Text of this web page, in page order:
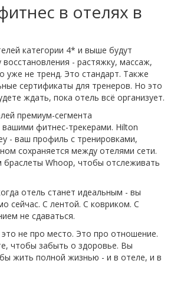
в отелях в
категории 4* и выше будут
- растяжку, массаж,
уже не тренд. Это стандарт. Также
сертификаты для тренеров. Но это
ждать, пока отель всё организует.
премиум-сегмента
вашими фитнес-трекерами. Hilton
- ваш профиль с тренировками,
сохраняется между отелями сети.
браслеты Whoop, чтобы отслеживать
отель станет идеальным - вы
сейчас. С лентой. С ковриком. С
не сдаваться.
не про место. Это про отношение.
чтобы забыть о здоровье. Вы
жить полной жизнью - и в отеле, и в